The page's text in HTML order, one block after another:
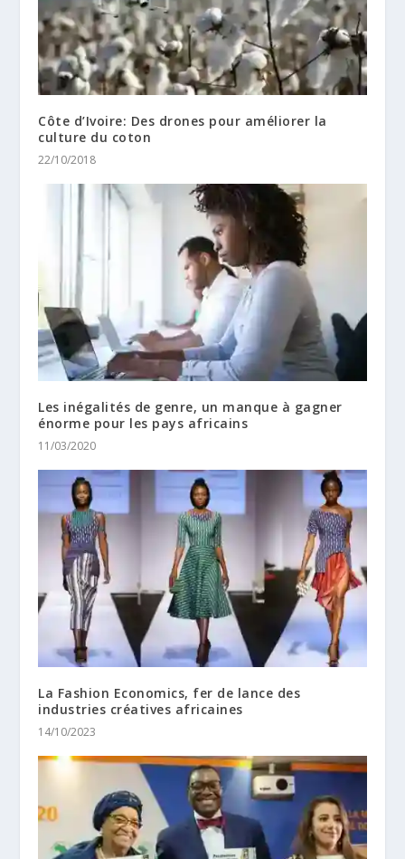
Côte d’Ivoire: Des drones pour améliorer la
culture du coton
22/10/2018
Les inégalités de genre, un manque à gagner
énorme pour les pays africains
11/03/2020
La Fashion Economics, fer de lance des
industries créatives africaines
14/10/2023